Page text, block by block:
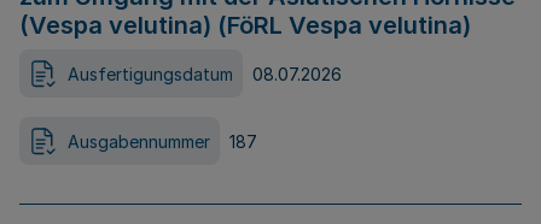
(Vespa velutina) (FöRL Vespa velutina)
Ausfertigungsdatum 08.07.2026
Ausgabennummer 187